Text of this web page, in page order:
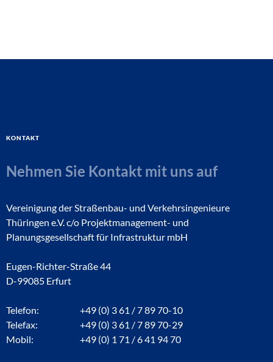
Kontakt
Nehmen Sie Kontakt mit uns auf
Vereinigung der Straßenbau- und Verkehrsingenieure
Thüringen e.V. c/o Projektmanagement- und
Planungsgesellschaft für Infrastruktur mbH
Eugen-Richter-Straße 44
D-99085 Erfurt
Telefon:
+49 (0) 3 61 / 7 89 70-10
Telefax:
+49 (0) 3 61 / 7 89 70-29
Mobil:
+49 (0) 1 71 / 6 41 94 70